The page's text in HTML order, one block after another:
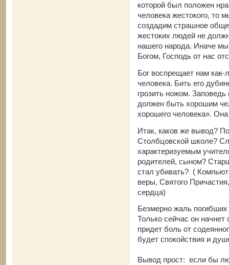
которой был положен
человека жестокого, то
создадим страшное
жестоких людей не
нашего народа. Иначе
Богом, Господь от нас
Бог воспрещает нам как-
человека. Бить его
грозить ножом.
должен быть хорошим
хорошего человека».
Итак, каков же вывод?
Столбцовской школе?
характеризуемым
родителей, сыном?
стал убивать? (
веры, Святого
сердца)
Безмерно жаль
Только сейчас он
придет боль от
будет спокойствия и
Вывод прост: если бы